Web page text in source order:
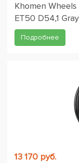
Khomen Wheels
ET50 D54,1
Подробнее
13 170 руб.